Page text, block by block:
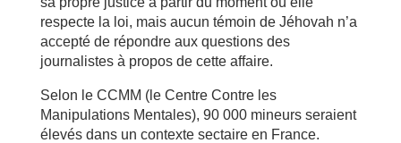
respecte la loi, mais aucun témoin de Jéhovah n’a
accepté de répondre aux questions des
journalistes à propos de cette affaire.
Selon le CCMM (le Centre Contre les
Manipulations Mentales), 90 000 mineurs seraient
élevés dans un contexte sectaire en France.